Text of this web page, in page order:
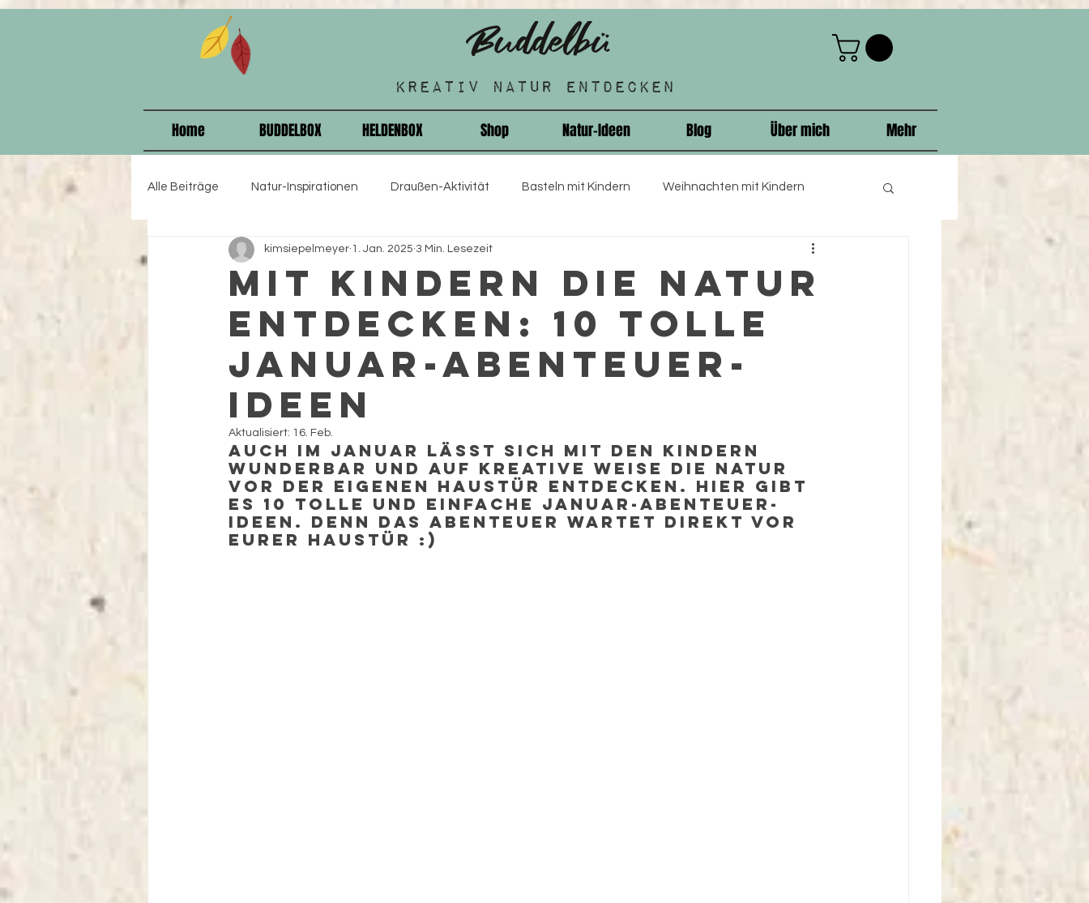
Home BUDDELBOX HELDENBOX Shop Natur-Ideen Blog Über mich Mehr
Alle Beiträge Natur-Inspirationen Draußen-Aktivität Basteln mit Kindern Weihnachten mit Kindern
Kindergeburtstag starke Kinder Einschulung
Geschenkideen Selbstbewusst und Mutig
Mit Kindern die Natur
entdecken: 10 Tolle
Januar-Abenteuer-
Ideen
kimsiepelmeyer 1. Jan. 2025 3 Min. Lesezeit
Aktualisiert: 16. Feb.
Auch im Januar lässt sich Mit den Kindern
wunderbar und auf kreative Weise die Natur
vor der eigenen Haustür entdecken. Hier gibt
es 10 tolle und einfache Januar-Abenteuer-
Ideen. Denn Das Abenteuer wartet Direkt vor
eurer Haustür :)